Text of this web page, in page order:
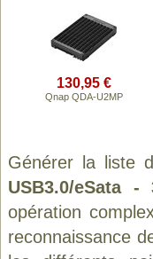
130,95 €
Qnap QDA-U2MP
Générer la liste
USB3.0/eSata -
opération
reconnaissance